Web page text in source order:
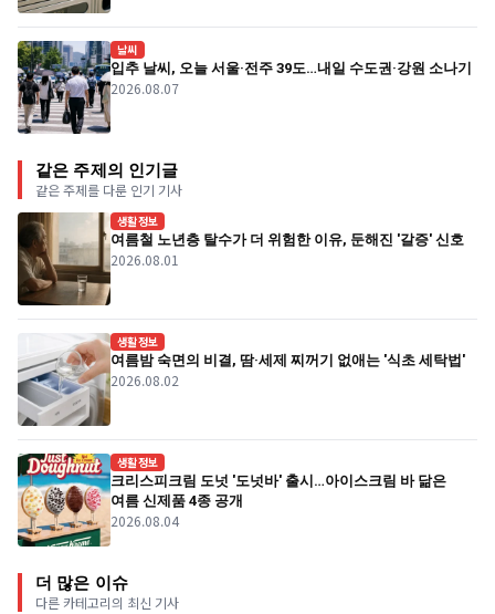
날씨
입추 날씨, 오늘 서울·전주 39도…내일 수도권·강원 소나기
2026.08.07
같은 주제의 인기글
같은 주제를 다룬 인기 기사
생활정보
여름철 노년층 탈수가 더 위험한 이유, 둔해진 '갈증' 신호
2026.08.01
생활정보
여름밤 숙면의 비결, 땀·세제 찌꺼기 없애는 '식초 세탁법'
2026.08.02
생활정보
크리스피크림 도넛 '도넛바' 출시…아이스크림 바 닮은
여름 신제품 4종 공개
2026.08.04
더 많은 이슈
다른 카테고리의 최신 기사